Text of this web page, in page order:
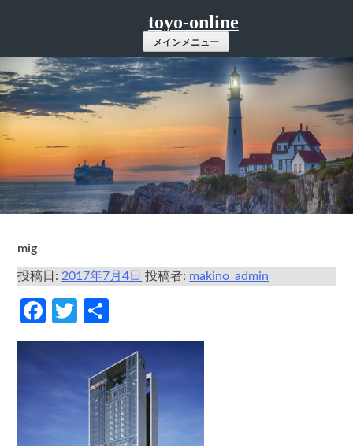
ツ
へ
ス
キ
ッ
プ
toyo-online
メインメニュー
mig
投稿日: 2017年7月4日 投稿者: makino_admin
Facebook
Twitter
有